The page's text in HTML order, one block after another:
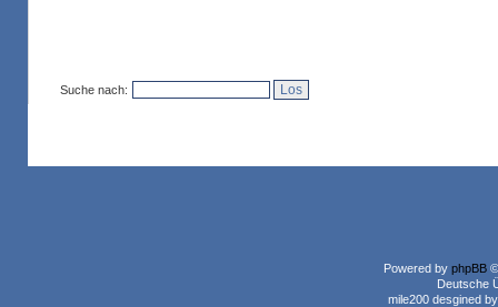
Suche nach:
Powered by phpBB
Deutsche
mile200 desgined